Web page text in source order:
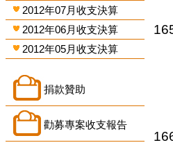
2012年07月收支決算
2012年06月收支決算
2012年05月收支決算
捐款贊助
勸募專案收支報告